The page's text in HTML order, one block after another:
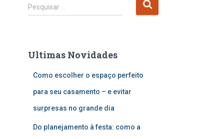
P
e
i
Pesquisar …
Ultimas Novidades
Como escolher o espaço perfeito
para seu casamento – e evitar
surpresas no grande dia
Do planejamento à festa: como a